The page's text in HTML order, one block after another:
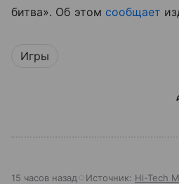
битва». Об этом сообщает
Игры
15 часов назад Источник: Hi-Tech